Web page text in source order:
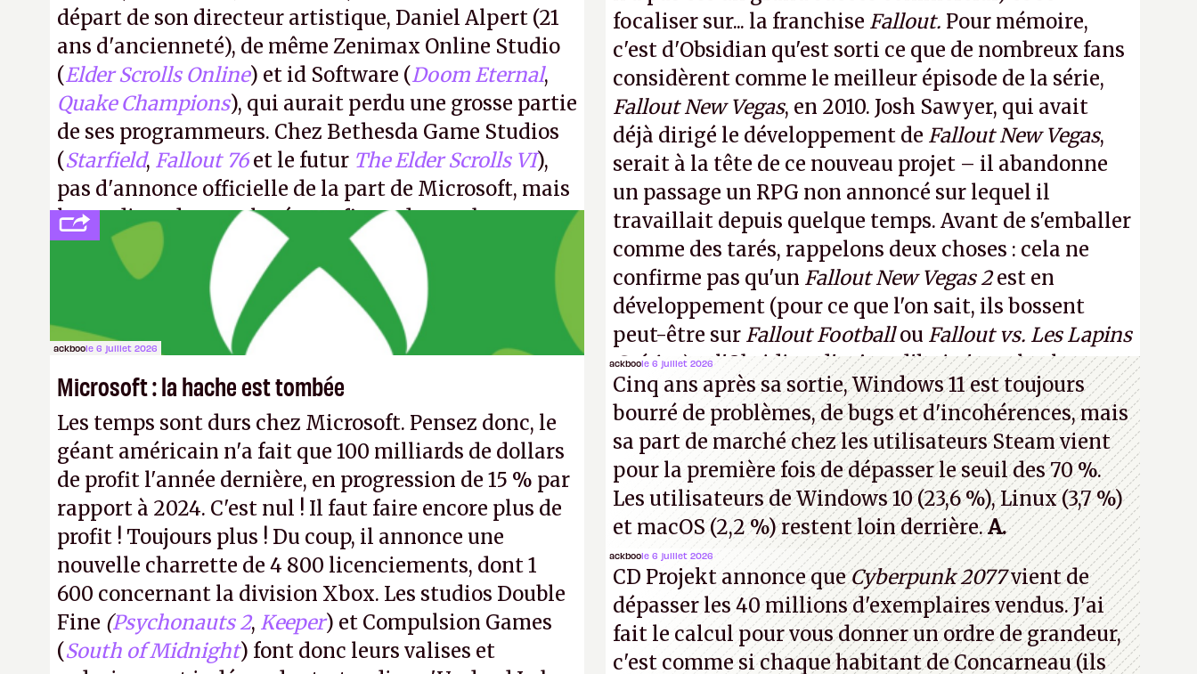
focaliser sur... la franchise Fallout. Pour mémoire,
c'est d'Obsidian qu'est sorti ce que de nombreux fans
considèrent comme le meilleur épisode de la série,
Fallout New Vegas, en 2010. Josh Sawyer, qui avait
déjà dirigé le développement de Fallout New Vegas,
serait à la tête de ce nouveau projet – il abandonne
un passage un RPG non annoncé sur lequel il
travaillait depuis quelque temps. Avant de s'emballer
comme des tarés, rappelons deux choses : cela ne
confirme pas qu'un Fallout New Vegas 2est en
développement (pour ce que l'on sait, ils bossent
peut-être sur Fallout Footballou Fallout vs. Les Lapins
Crétins)et l'Obsidian d'aujourd'hui n'est plus le
même studio qu'il y a 15 ans. Mais bon, OK, on peut
commencer à fantasmer.A.
départ de son directeur artistique, Daniel Alpert (21
ans d'ancienneté), de même Zenimax Online Studio
(Elder Scrolls Online) et id Software (Doom Eternal,
Quake Champions), qui aurait perdu une grosse partie
de ses programmeurs. Chez Bethesda Game Studios
(Starfield, Fallout 76et le futur The Elder Scrolls VI),
pas d'annonce officielle de la part de Microsoft, mais
le syndicat des employés confirme de nombreux
licenciements.
A.
ackboole 6 juillet 2026
Cinq ans après sa sortie, Windows 11 est toujours
bourré de problèmes, de bugs et d'incohérences, mais
sa part de marché chez les utilisateurs Steam vient
pour la première fois de dépasser le seuil des 70 %.
Les utilisateurs de Windows 10 (23,6 %), Linux (3,7 %)
et macOS (2,2 %) restent loin derrière.A.
ackboole 6 juillet 2026
Microsoft : la hache est tombée
Les temps sont durs chez Microsoft. Pensez donc, le
géant américain n'a fait que 100 milliards de dollars
de profit l'année dernière, en progression de 15 % par
rapport à 2024. C'est nul ! Il faut faire encore plus de
profit ! Toujours plus ! Du coup, il annonce une
nouvelle charrette de 4 800 licenciements, dont 1
600 concernant la division Xbox. Les studios Double
Fine (Psychonauts 2, Keeper) et Compulsion Games
(South of Midnight) font donc leurs valises et
ackboole 6 juillet 2026
CD Projekt annonce queCyberpunk 2077vient de
dépasser les 40 millions d'exemplaires vendus. J'ai
fait le calcul pour vous donner un ordre de grandeur,
c'est comme si chaque habitant de Concarneau (ils